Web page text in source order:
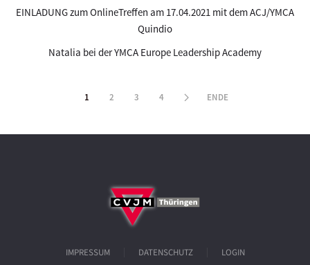
EINLADUNG zum OnlineTreffen am 17.04.2021 mit dem ACJ/YMCA
Quindio
Natalia bei der YMCA Europe Leadership Academy
1 2 3 4 ENDE
IMPRESSUM DATENSCHUTZ LOGIN